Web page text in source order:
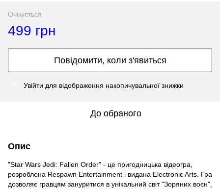
Очікується
499 грн
Повідомити, коли з'явиться
Увійти для відображення накопичувальної знижки
До обраного
Опис
"Star Wars Jedi: Fallen Order" - це пригодницька відеогра,
розроблена Respawn Entertainment і видана Electronic Arts. Гра
дозволяє гравцям зануритися в унікальний світ "Зоряних воєн",